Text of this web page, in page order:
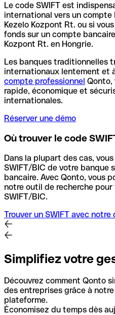
Le code SWIFT est
international vers un compte
Kezelo Kozpont Rt. ou si
fonds sur un compte
Kozpont Rt. en Hongrie.
Les banques traditionnelles
internationaux lentement et
compte professionnel Qonto,
rapide, économique et
internationales.
Réserver une démo
Où trouver le code
Dans la plupart des cas,
SWIFT/BIC de votre banque
bancaire. Avec Qonto, vous
notre outil de recherche
SWIFT/BIC.
Trouver un SWIFT avec notre
Simplifiez votre
Découvrez comment Qonto
des entreprises grâce à
plateforme.
Économisez du temps dès